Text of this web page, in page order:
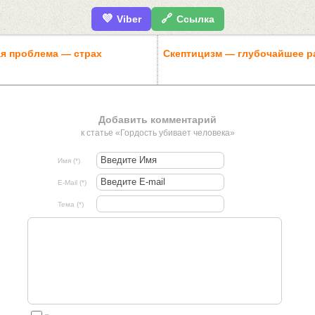
💜 Viber 🔗 Ссылка
проблема — страх Скептицизм — глубочайшее
Добавить комментарий
к статье «Гордость убивает человека»
Имя (*)
E-Mail (*)
Тема (*)